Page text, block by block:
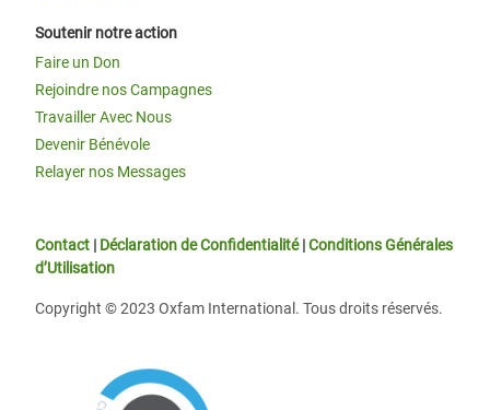
Soutenir notre action
Faire un Don
Rejoindre nos Campagnes
Travailler Avec Nous
Devenir Bénévole
Relayer nos Messages
Contact | Déclaration de Confidentialité|Conditions Générales
d’Utilisation
Copyright © 2023 Oxfam International. Tous droits réservés.